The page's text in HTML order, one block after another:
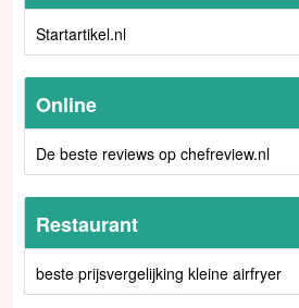
Startartikel.nl
Online
De beste reviews op chefreview.nl
Restaurant
beste prijsvergelijking kleine airfryer